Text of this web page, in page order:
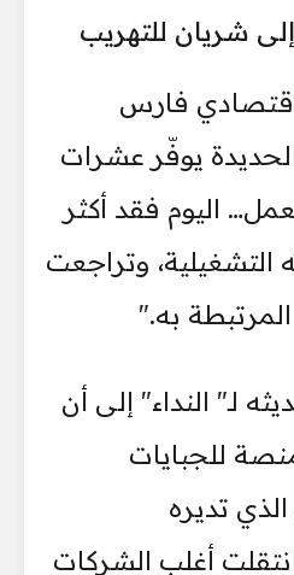
شريان للتهريب
فارس
الحديدة يوفّر عشرات
اليوم فقد أكثر
التشغيلية، وتراجعت
لـ" النداء" إلى أن
للجبايات
تديره
أغلب الشركات